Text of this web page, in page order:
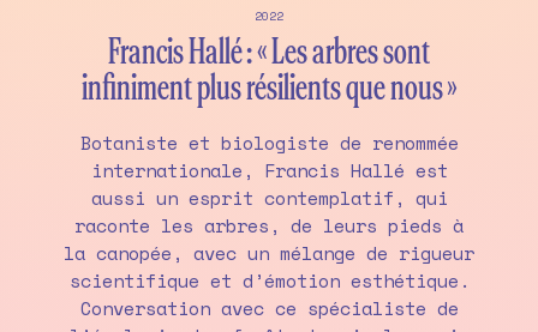
2022
Francis Hallé : « Les arbres sont
infiniment plus résilients que nous »
Botaniste et biologiste de renommée
internationale, Francis Hallé est
aussi un esprit contemplatif, qui
raconte les arbres, de leurs pieds à
la canopée, avec un mélange de rigueur
scientifique et d’émotion esthétique.
Conversation avec ce spécialiste de